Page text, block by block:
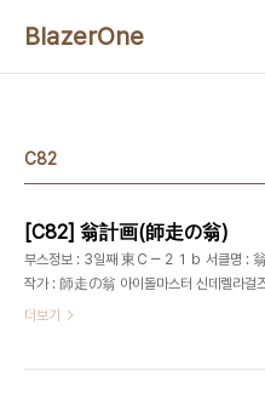
BlazerOne
C82
[C82] 翁計画(師走の翁)
부스정보 : 3일째 東Ｃ－２１ｂ 서클명 :
작가 : 師走の翁 아이돌마스터 신데렐라걸
+ 95 = 200
더보기